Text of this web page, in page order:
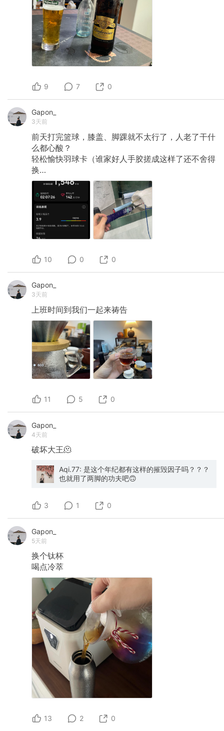
9 7 0
Gapon_
3天前
前天打完篮球，膝盖、脚踝就不太行了，人老了干什
么都心酸？
轻松愉快羽球卡（谁家好人手胶搓成这样了还不舍得
换…
10 0 0
Gapon_
3天前
上班时间到我们一起来祷告
11 5 0
Gapon_
4天前
破坏大王🫠
Aqi.77: 是这个年纪都有这样的摧毁因子吗？？？
也就用了两脚的功夫吧🙃
3 1 0
Gapon_
5天前
换个钛杯
喝点冷萃
13 2 0